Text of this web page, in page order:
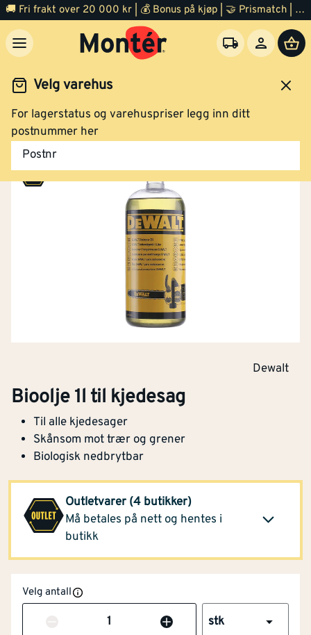
🚚 Fri frakt over 20 000 kr | 💰 Bonus på kjøp | 🤝 Prismatch | ⭐ 100% fornøyd garanti | 🏪 140 byggevarehus
Velg varehus
For lagerstatus og varehuspriser legg inn ditt
postnummer her
Postnr
Outlet diverse
Dewalt
Bioolje 1l til kjedesag
Til alle kjedesager
Skånsom mot trær og grener
Biologisk nedbrytbar
Outletvarer (4 butikker)
Må betales på nett og hentes i
butikk
(4 stk)
Montér Farsund
Opprinnelig pris799,-
Klikk og hent
Velg antall
Antall stk